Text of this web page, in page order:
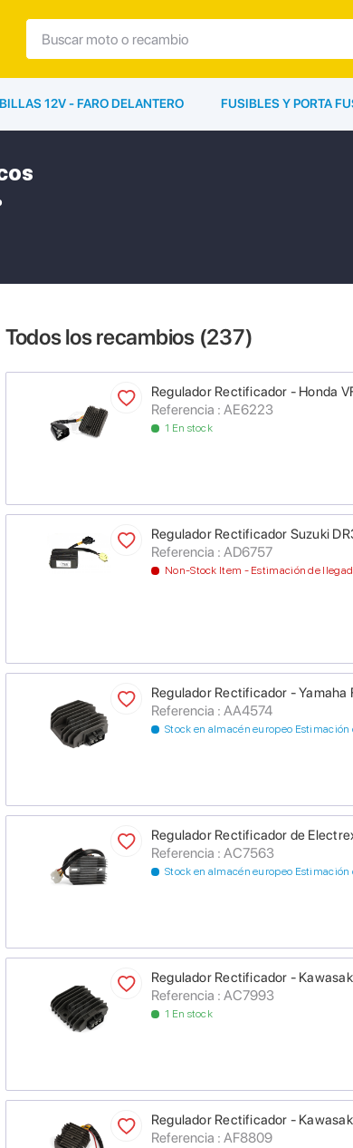
12V - FARO DELANTERO FUSIBLES Y PORTA
Todos los recambios (237)
Regulador Rectificador - Honda
Referencia : AE6223
1 En stock
Regulador Rectificador Suzuki
Referencia : AD6757
Non-Stock Item - Estimación de
Regulador Rectificador -
Referencia : AA4574
Stock en almacén europeo
Regulador Rectificador de
Referencia : AC7563
Stock en almacén europeo
Regulador Rectificador -
Referencia : AC7993
1 En stock
Regulador Rectificador -
Referencia : AF8809